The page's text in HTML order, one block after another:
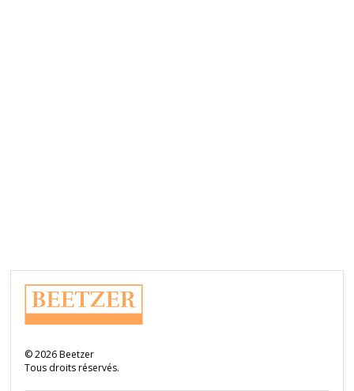
©2026Beetzer
Tous droits réservés.